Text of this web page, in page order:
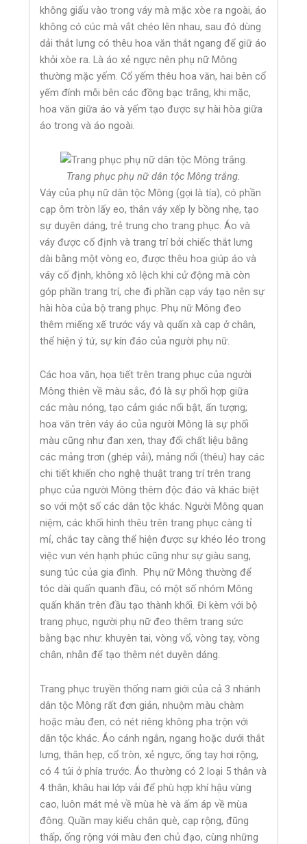
không giấu vào trong váy mà mặc xòe ra ngoài, áo
không có cúc mà vắt chéo lên nhau, sau đó dùng
dải thắt lưng có thêu hoa văn thắt ngang để giữ áo
khỏi xòe ra. Là áo xẻ ngực nên phụ nữ Mông
thường mặc yếm. Cổ yếm thêu hoa văn, hai bên cổ
yếm đính mỗi bên các đồng bạc trắng, khi mặc,
hoa văn giữa áo và yếm tạo được sự hài hòa giữa
áo trong và áo ngoài.
Trang phục phụ nữ dân tộc Mông trắng.
Váy của phụ nữ dân tộc Mông (gọi là tía), có phần
cạp ôm tròn lấy eo, thân váy xếp ly bồng nhẹ, tạo
sự duyên dáng, trẻ trung cho trang phục. Áo và
váy được cố định và trang trí bởi chiếc thắt lưng
dài bằng một vòng eo, được thêu hoa giúp áo và
váy cố định, không xô lệch khi cử động mà còn
góp phần trang trí, che đi phần cạp váy tạo nên sự
hài hòa của bộ trang phục. Phụ nữ Mông đeo
thêm miếng xế trước váy và quấn xà cạp ở chân,
thể hiện ý tứ, sự kín đáo của người phụ nữ.
Các hoa văn, họa tiết trên trang phục của người
Mông thiên về màu sắc, đó là sự phối hợp giữa
các màu nóng, tạo cảm giác nổi bật, ấn tượng;
hoa văn trên váy áo của người Mông là sự phối
màu cũng như đan xen, thay đổi chất liệu bằng
các mảng trơn (ghép vải), mảng nổi (thêu) hay các
chi tiết khiến cho nghệ thuật trang trí trên trang
phục của người Mông thêm độc đáo và khác biệt
so với một số các dân tộc khác. Người Mông quan
niệm, các khối hình thêu trên trang phục càng tỉ
mỉ, chắc tay càng thể hiện được sự khéo léo trong
việc vun vén hạnh phúc cũng như sự giàu sang,
sung túc của gia đình. Phụ nữ Mông thường để
tóc dài quấn quanh đầu, có một số nhóm Mông
quấn khăn trên đầu tạo thành khối. Đi kèm với bộ
trang phục, người phụ nữ đeo thêm trang sức
bằng bạc như: khuyên tai, vòng vổ, vòng tay, vòng
chân, nhẫn để tạo thêm nét duyên dáng.
Trang phục truyền thống nam giới của cả 3 nhánh
dân tộc Mông rất đơn giản, nhuộm màu chàm
hoặc màu đen, có nét riêng không pha trộn với
dân tộc khác. Áo cánh ngắn, ngang hoặc dưới thắt
lưng, thân hẹp, cổ tròn, xẻ ngực, ống tay hơi rộng,
có 4 túi ở phía trước. Áo thường có 2 loại 5 thân và
4 thân, khâu hai lớp vải để phù hợp khí hậu vùng
cao, luôn mát mẻ về mùa hè và ấm áp về mùa
đông. Quần may kiểu chân què, cạp rộng, đũng
thấp, ống rộng với màu đen chủ đạo, cùng những